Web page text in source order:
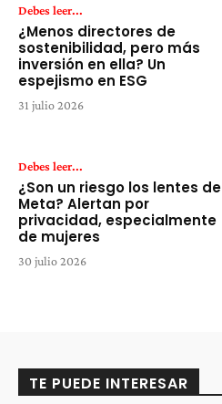
Debes leer...
¿Menos directores de
sostenibilidad, pero más
inversión en ella? Un
espejismo en ESG
31 julio 2026
Debes leer...
¿Son un riesgo los lentes de
Meta? Alertan por
privacidad, especialmente
de mujeres
30 julio 2026
TE PUEDE INTERESAR